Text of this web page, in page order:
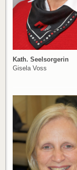
Kath. Seelsorgerin
Gisela Voss